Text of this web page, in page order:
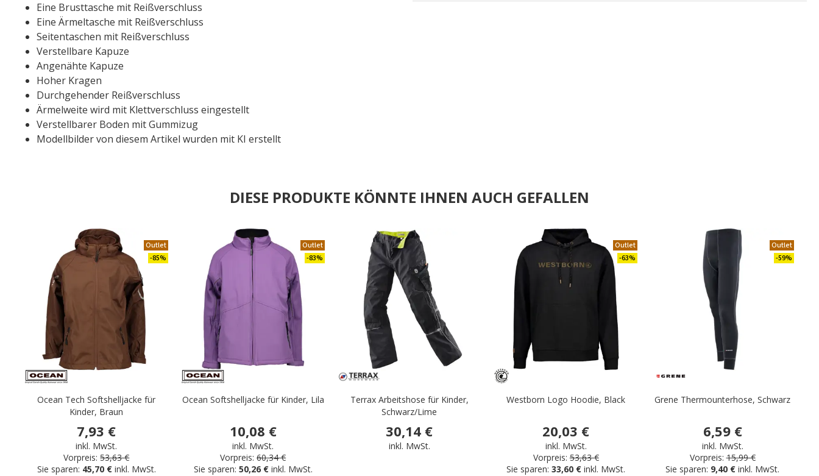
Eine Brusttasche mit Reißverschluss
Eine Ärmeltasche mit Reißverschluss
Seitentaschen mit Reißverschluss
Verstellbare Kapuze
Angenähte Kapuze
Hoher Kragen
Durchgehender Reißverschluss
Ärmelweite wird mit Klettverschluss eingestellt
Verstellbarer Boden mit Gummizug
Modellbilder von diesem Artikel wurden mit KI erstellt
DIESE PRODUKTE KÖNNTE IHNEN AUCH GEFALLEN
Outlet
-85%
Ocean Tech Softshelljacke für
Kinder, Braun
7,93 €
inkl. MwSt.
Vorpreis: 53,63 €
Sie sparen: 45,70 € inkl. MwSt.
Outlet
-83%
Ocean Softshelljacke für Kinder, Lila
10,08 €
inkl. MwSt.
Vorpreis: 60,34 €
Sie sparen: 50,26 € inkl. MwSt.
Terrax Arbeitshose für Kinder,
Schwarz/Lime
30,14 €
inkl. MwSt.
Outlet
-63%
Westborn Logo Hoodie, Black
20,03 €
inkl. MwSt.
Vorpreis: 53,63 €
Sie sparen:33,60 € inkl. MwSt.
Outlet
-59%
Grene Thermounterhose, Schwarz
6,59 €
inkl. MwSt.
Vorpreis: 15,99 €
Sie sparen: 9,40 € inkl. MwSt.